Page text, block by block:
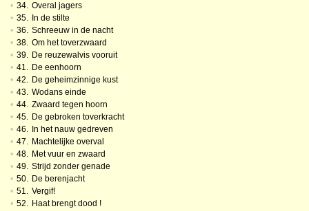
• 34. Overal jagers
• 35. In de stilte
• 36. Schreeuw in de nacht
• 38. Om het toverzwaard
• 39. De reuzewalvis vooruit
• 41. De eenhoorn
• 42. De geheimzinnige kust
• 43. Wodans einde
• 44. Zwaard tegen hoorn
• 45. De gebroken toverkracht
• 46. In het nauw gedreven
• 47. Machtelijke overval
• 48. Met vuur en zwaard
• 49. Strijd zonder genade
• 50. De berenjacht
• 51. Vergif!
• 52. Haat brengt dood !